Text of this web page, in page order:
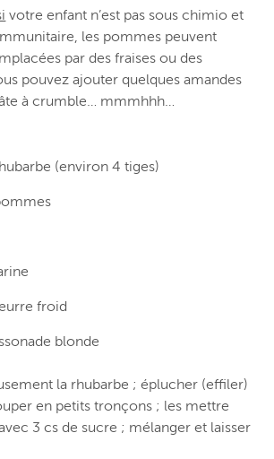
votre enfant n’est pas sous chimio et
les pommes peuvent
par des fraises ou des
pouvez ajouter quelques amandes
à crumble… mmmhhh…
(environ 4 tiges)
froid
blonde
la rhubarbe ; éplucher (effiler)
en petits tronçons ; les mettre
3 cs de sucre ; mélanger et laisser